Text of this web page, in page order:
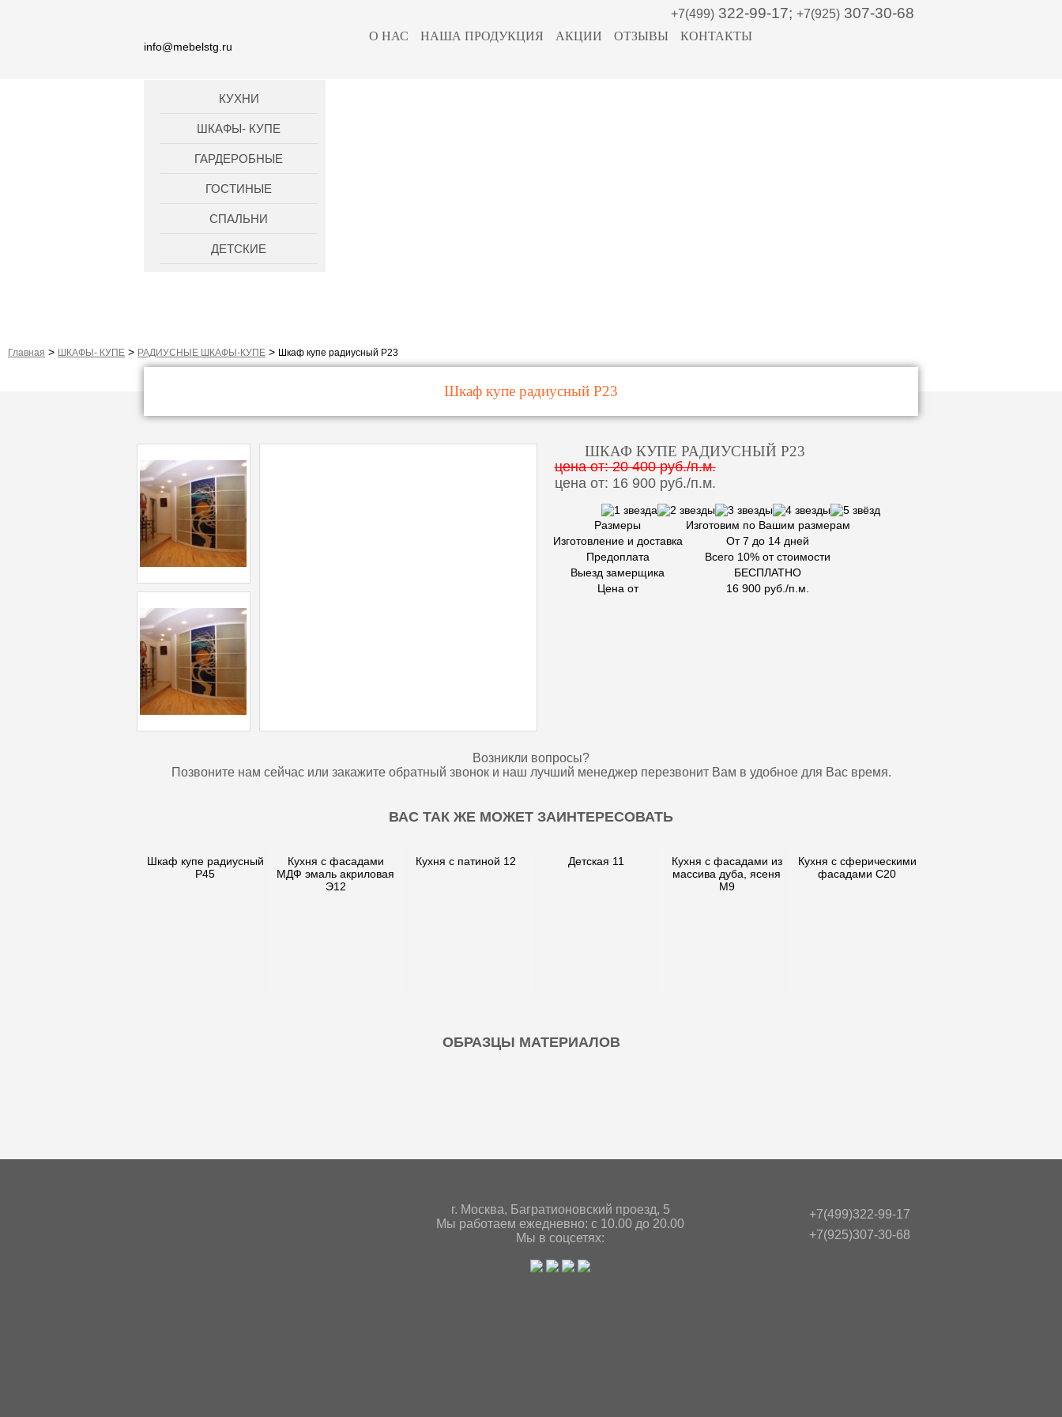
info@mebelstg.ru
О НАС НАША ПРОДУКЦИЯ АКЦИИ ОТЗЫВЫ КОНТАКТЫ
+7(499) 322-99-17; +7(925) 307-30-68
КУХНИ
ШКАФЫ- КУПЕ
ГАРДЕРОБНЫЕ
ГОСТИНЫЕ
СПАЛЬНИ
ДЕТСКИЕ
Главная > ШКАФЫ- КУПЕ > РАДИУСНЫЕ ШКАФЫ-КУПЕ > Шкаф купе радиусный Р23
Шкаф купе радиусный Р23
ШКАФ КУПЕ РАДИУСНЫЙ Р23
цена от: 20 400 руб./п.м.
цена от: 16 900 руб./п.м.
Размеры
Изготовим по Вашим размерам
Изготовление и доставка
От 7 до 14 дней
Предоплата
Всего 10% от стоимости
Выезд замерщика
БЕСПЛАТНО
Цена от
16 900 руб./п.м.
Возникли вопросы?
Позвоните нам сейчас или закажите обратный звонок и наш лучший менеджер перезвонит Вам в удобное для Вас время.
ВАС ТАК ЖЕ МОЖЕТ ЗАИНТЕРЕСОВАТЬ
Шкаф купе радиусный
Р45
Кухня с фасадами
МДФ эмаль акриловая
Э12
Кухня с патиной 12 Детская 11
Кухня с фасадами из
массива дуба, ясеня
М9
Кухня с сферическими
фасадами C20
ОБРАЗЦЫ МАТЕРИАЛОВ
+7(499)322-99-17
+7(925)307-30-68
г. Мoсква, Багратионовский проезд, 5
Мы работаем ежедневно: с 10.00 до 20.00
Мы в соцсетях: